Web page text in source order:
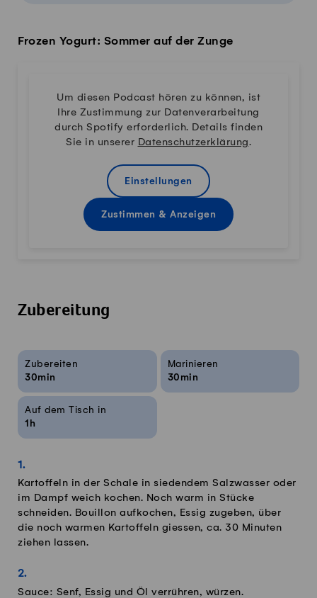
Frozen Yogurt: Sommer auf der Zunge
Um diesen Podcast hören zu können, ist
Ihre Zustimmung zur Datenverarbeitung
durch Spotify erforderlich. Details finden
Sie in unserer Datenschutzerklärung.
Einstellungen
Zustimmen & Anzeigen
Zubereitung
Rezeptinfos
Zubereiten
30min
Marinieren
30min
Auf dem Tisch in
1h
Kartoffeln in der Schale in siedendem Salzwasser oder
im Dampf weich kochen. Noch warm in Stücke
schneiden. Bouillon aufkochen, Essig zugeben, über
die noch warmen Kartoffeln giessen, ca. 30 Minuten
ziehen lassen.
Sauce: Senf, Essig und Öl verrühren, würzen.